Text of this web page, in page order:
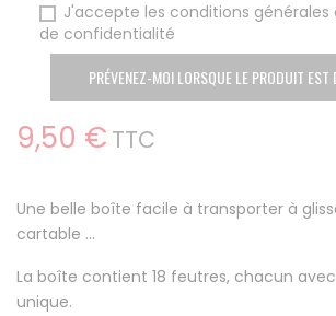
J'accepte les conditions générales
de confidentialité
PRÉVENEZ-MOI LORSQUE LE PRODUIT EST
9,50 € TTC
Une belle boîte facile à transporter à
cartable ...
La boîte contient 18 feutres, chacun
unique.